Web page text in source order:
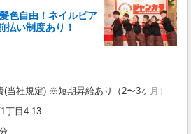
色自由！ネイルピア
払い制度あり！
(当社規定) ※短期昇給あり（2〜3ヶ月）
丁目4-13